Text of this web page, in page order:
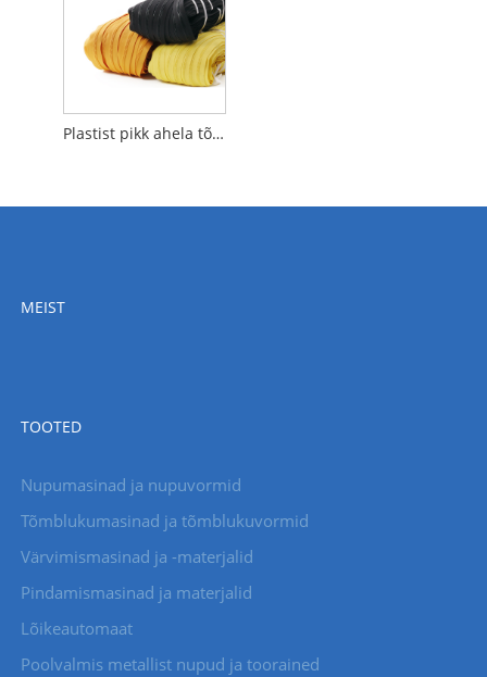
Plastist pikk ahela tõmblukk
MEIST
TOOTED
Nupumasinad ja nupuvormid
Tõmblukumasinad ja tõmblukuvormid
Värvimismasinad ja -materjalid
Pindamismasinad ja materjalid
Lõikeautomaat
Poolvalmis metallist nupud ja toorained